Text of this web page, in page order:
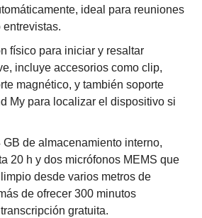
ideal para reuniones
físico para iniciar y resaltar
incluye accesorios como clip,
magnético, y también soporte
My para localizar el dispositivo si
de almacenamiento interno,
20 h y dos micrófonos MEMS que
desde varios metros de
de ofrecer 300 minutos
gratuita.